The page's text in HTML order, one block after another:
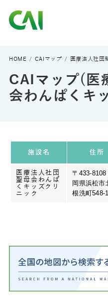
CAIとは
CAIを目指す方へ
CAIマガジン
HOME CAIマップ 医療法人社団
CAIマップ(医
会わんぱくキ
施設名 住所
医療法人社団
聖母会わんぱ
くキッズクリ
ニック
〒433-8108
岡県浜松市
根洗町548-1